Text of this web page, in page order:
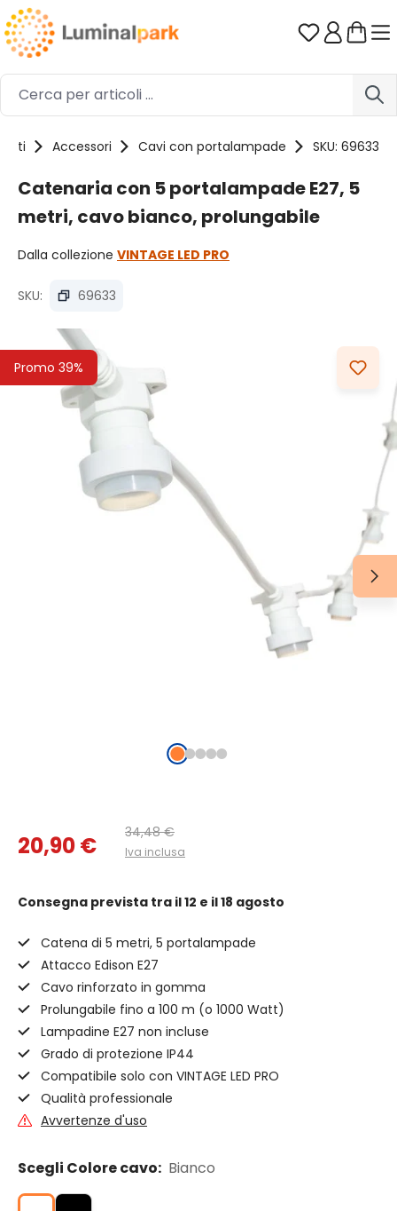
Passa al contenuto principale Hai 0
Accessori Cavi con portalampade SKU: 69633
Catenaria con 5 portalampade E27, 5
metri, cavo bianco, prolungabile
Dalla collezione VINTAGE LED PRO
SKU: 69633
Promo 39%
Salta la galleria di immagini
20,90 € 34,48 €
Iva inclusa
Consegna prevista tra il 12 e il 18 agosto
Catena di 5 metri, 5 portalampade
Attacco Edison E27
Cavo rinforzato in gomma
Prolungabile fino a 100 m (o 1000 Watt)
Lampadine E27 non incluse
Grado di protezione IP44
Compatibile solo con VINTAGE LED PRO
Qualità professionale
Avvertenze d'uso
Scegli Colore cavo: Bianco